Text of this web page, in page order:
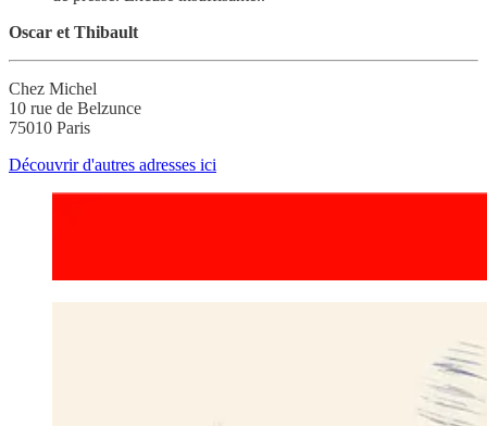
Oscar et Thibault
Chez Michel
10 rue de Belzunce
75010 Paris
Découvrir d'autres adresses ici